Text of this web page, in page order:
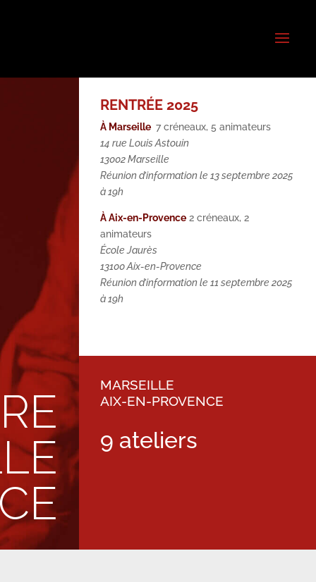
RENTRÉE 2025
À Marseille 7 créneaux, 5 animateurs
14 rue Louis Astouin
13002 Marseille
Réunion d’information le 13 septembre 2025
à 19h
À Aix-en-Provence 2 créneaux, 2
animateurs
École Jaurès
13100 Aix-en-Provence
Réunion d’information le 11 septembre 2025
à 19h
MARSEILLE
AIX-EN-PROVENCE
9 ateliers